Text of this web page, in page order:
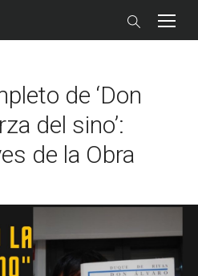
de ‘Don
del sino’:
de la Obra